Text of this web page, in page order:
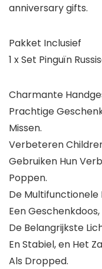
anniversary gifts.
Pakket Inclusief
1 x Set Pinguïn
Charmante
Prachtige
Missen.
Verbeteren
Gebruiken Hun
Poppen.
De Multifunctionele
Een
De Belangrijkste
En Stabiel, en Het
Als Dropped.